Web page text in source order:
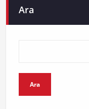
Ara
Ara